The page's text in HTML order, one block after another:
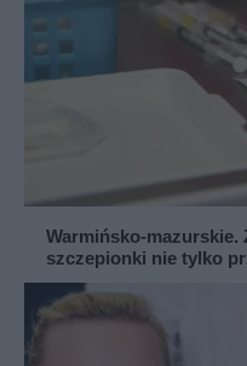
Warmińsko-
szczepionki nie tylko